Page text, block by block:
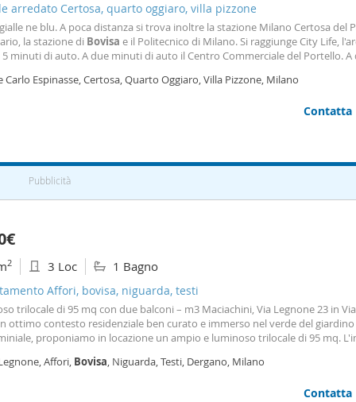
arredato Certosa, quarto oggiaro, villa pizzone
ne blu. A poca distanza si trova inoltre la stazione Milano Certosa del
la stazione di Bovisa e il Politecnico di Milano. Si raggiunge City Life,
5 minuti di auto. A due minuti di auto il Centro Commerciale del Portello. A
una lavanderia e un tabaccaio.
Carlo Espinasse, Certosa, Quarto Oggiaro, Villa Pizzone, Milano
Contatta
Pubblicità
2 3 Loc 1 Bagno
Affori, bovisa, niguarda, testi
trilocale di 95 mq con due balconi – m3 Maciachini, Via Legnone 23 in
ottimo contesto residenziale ben curato e immerso nel verde del giardino
proponiamo in locazione un ampio e luminoso trilocale di 95 mq.
un'ottima luminosità in tutti gli ambienti. L'appartamento si presenta
e funzionale. Ampio disimpegno che accoglie e collega perfettamente la
Affori, Bovisa, Niguarda, Testi, Dergano, Milano
Contatta